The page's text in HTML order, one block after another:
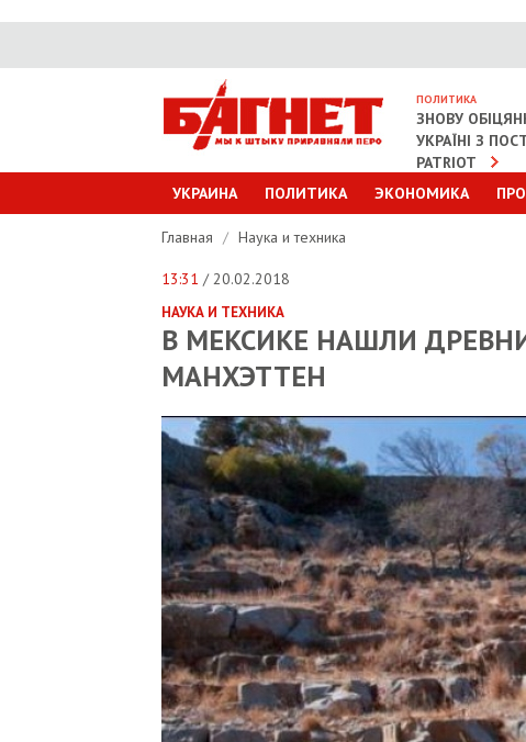
ПОЛИТИКА
ЗНОВУ
УКРАЇНІ З
PATRIOT
УКРАИНА ПОЛИТИКА ЭКОНОМИКА
Главная / Наука и техника
13:31 / 20.02.2018
НАУКА И ТЕХНИКА
В МЕКСИКЕ НАШЛИ
МАНХЭТТЕН